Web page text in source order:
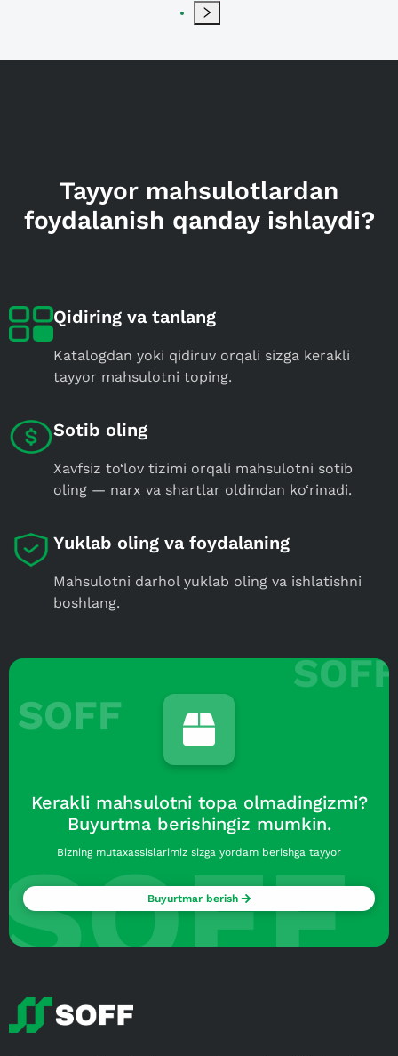
Tayyor mahsulotlardan
foydalanish qanday ishlaydi?
Qidiring va tanlang
Katalogdan yoki qidiruv orqali sizga kerakli
tayyor mahsulotni toping.
Sotib oling
Xavfsiz to‘lov tizimi orqali mahsulotni sotib
oling — narx va shartlar oldindan ko‘rinadi.
Yuklab oling va foydalaning
Mahsulotni darhol yuklab oling va ishlatishni
boshlang.
SOFF
SOFF
Kerakli mahsulotni topa olmadingizmi?
Buyurtma berishingiz mumkin.
Bizning mutaxassislarimiz sizga yordam berishga tayyor
Buyurtmar berish